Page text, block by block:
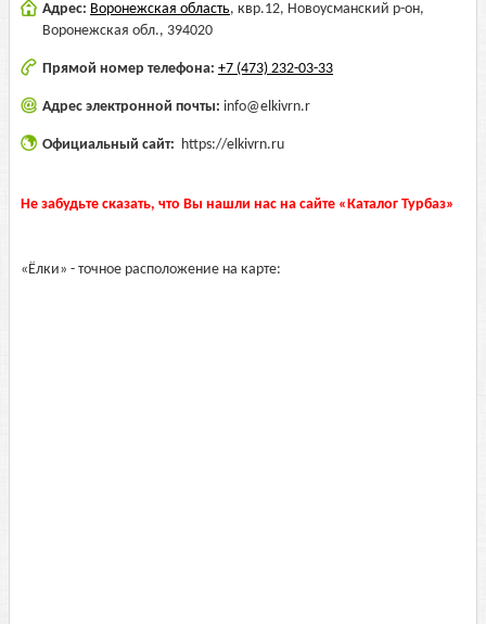
Адрес: Воронежская область, квр.12, Новоусманский р-он,
Воронежская обл., 394020
Прямой номер телефона: +7 (473) 232-03-33
Адрес электронной почты: info@elkivrn.r
Официальный сайт: https://elkivrn.ru
Не забудьте сказать, что Вы нашли нас на сайте «Каталог Турбаз»
«Ёлки» - точное расположение на карте: